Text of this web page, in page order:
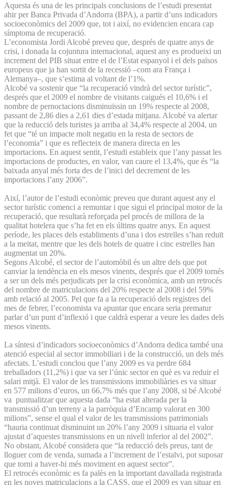
Aquesta és una de les principals conclusions de l’estudi presentat
ahir per Banca Privada d’Andorra (BPA), a partir d’uns indicadors
socioeconòmics del 2009 que, tot i així, no evidencien encara cap
símptoma de recuperació.
L’economista Jordi Alcobé preveu que, després de quatre anys de
crisi, i donada la cojuntura internacional, aquest any es produeixi un
increment del PIB situat entre el de l’Estat espanyol i el dels països
europeus que ja han sortit de la recessió –com ara França i
Alemanya–, que s’estima al voltant de l’1%.
Alcobé va sostenir que “la recuperació vindrà del sector turístic”,
després que el 2009 el nombre de visitants caigués el 10,6% i el
nombre de pernoctacions disminuïssin un 19% respecte al 2008,
passant de 2,86 dies a 2,61 dies d’estada mitjana. Alcobé va alertar
que la reducció dels turistes ja arriba al 34,4% respecte al 2004, un
fet que “té un impacte molt negatiu en la resta de sectors de
l’economia” i que es reflecteix de manera directa en les
importacions. En aquest sentit, l’estudi estableix que l’any passat les
importacions de productes, en valor, van caure el 13,4%, que és “la
baixada anyal més forta des de l’inici del decrement de les
importacions l’any 2006”.
Així, l’autor de l’estudi econòmic preveu que durant aquest any el
sector turístic comenci a remuntar i que sigui el principal motor de la
recuperació, que resultarà reforçada pel procés de millora de la
qualitat hotelera que s’ha fet en els últims quatre anys. En aquest
període, les places dels establiments d’una i dos estrelles s’han reduït
a la meitat, mentre que les dels hotels de quatre i cinc estrelles han
augmentat un 20%.
Segons Alcobé, el sector de l’automòbil és un altre dels que pot
canviar la tendència en els mesos vinents, després que el 2009 tornés
a ser un dels més perjudicats per la crisi econòmica, amb un retrocés
del nombre de matriculacions del 20% respecte al 2008 i del 59%
amb relació al 2005. Pel que fa a la recuperació dels registres del
mes de febrer, l’economista va apuntar que encara seria prematur
parlar d’un punt d’inflexió i que caldrà esperar a veure les dades dels
mesos vinents.
La síntesi d’indicadors socioeconòmics d’Andorra dedica també una
atenció especial al sector immobiliari i de la construcció, un dels més
afectats. L’estudi conclou que l’any 2009 es va perdre 684
treballadors (11,2%) i que va ser l’únic sector en què es va reduir el
salari mitjà. El valor de les transmissions immobiliàries es va situar
en 577 milions d’euros, un 66,7% més que l’any 2008, si bé Alcobé
va puntualitzar que aquesta dada “ha estat alterada per la
transmissió d’un terreny a la parròquia d’Encamp valorat en 300
milions”, sense el qual el valor de les transmissions patrimonials
“hauria continuat disminuint un 20% l’any 2009 i situaria el valor
ajustat d’aquestes transmissions en un nivell inferior al del 2002”.
No obstant, Alcobé considera que “la reducció dels preus, tant de
lloguer com de venda, sumada a l’increment de l’estalvi, pot suposar
que torni a haver-hi més moviment en aquest sector”.
El retrocés econòmic es fa palès en la important davallada registrada
en les noves matriculacions a la CASS, que el 2009 es van situar en